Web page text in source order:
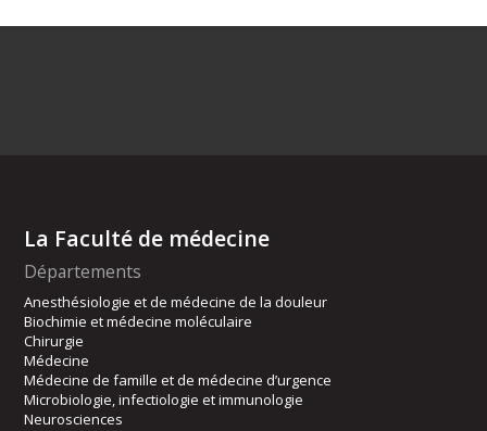
La Faculté de médecine
Départements
Anesthésiologie et de médecine de la douleur
Biochimie et médecine moléculaire
Chirurgie
Médecine
Médecine de famille et de médecine d’urgence
Microbiologie, infectiologie et immunologie
Neurosciences